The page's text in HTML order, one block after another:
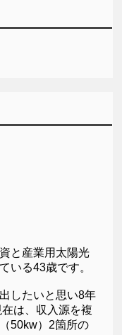
と産業用太陽光
いる43歳です。
したいと思い8年
は、収入源を複
50kw）2箇所の